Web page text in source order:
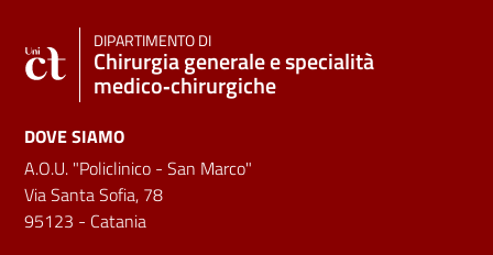
DIPARTIMENTO DI
Chirurgia generale e specialità
medico‑chirurgiche
DOVE SIAMO
A.O.U. "Policlinico - San Marco"
Via Santa Sofia, 78
95123 - Catania